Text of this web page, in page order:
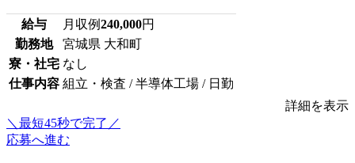
給与 月収例240,000円
勤務地
宮城県 大和町
寮・社宅 なし
仕事内容 組立・検査 / 半導体工場 / 日勤
詳細を表示
＼最短45秒で完了／
応募へ進む